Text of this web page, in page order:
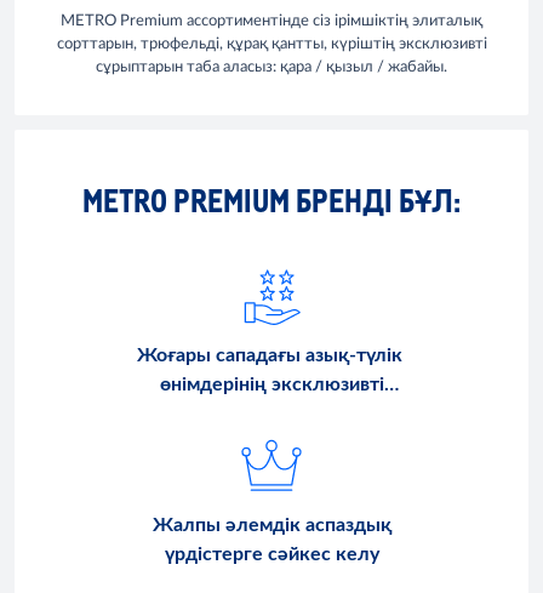
METRO Premium ассортиментінде сіз ірімшіктің элиталық
сорттарын, трюфельді, құрақ қантты, күріштің эксклюзивті
сұрыптарын таба аласыз: қара / қызыл / жабайы.
METRO PREMIUM БРЕНДІ БҰЛ:
Жоғары сападағы азық-түлік
өнімдерінің эксклюзивті
Жалпы әлемдік аспаздық
үрдістерге сәйкес келу